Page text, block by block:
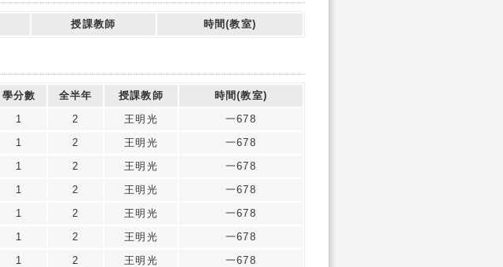
授課教師 時間(教室)
學分數 全半年 授課教師
時間(教室)
1 2 王明光
一678
1 2 王明光
一678
1 2 王明光
一678
1 2 王明光
一678
1 2 王明光
一678
1 2 王明光
一678
1 2 王明光
一678